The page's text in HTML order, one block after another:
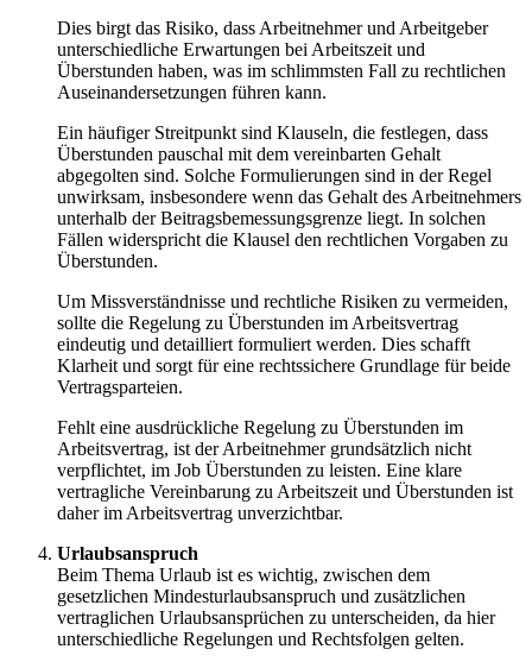
Dies birgt das Risiko, dass Arbeitnehmer und Arbeitgeber
unterschiedliche Erwartungen bei Arbeitszeit und
Überstunden haben, was im schlimmsten Fall zu rechtlichen
Auseinandersetzungen führen kann.
Ein häufiger Streitpunkt sind Klauseln, die festlegen, dass
Überstunden pauschal mit dem vereinbarten Gehalt
abgegolten sind. Solche Formulierungen sind in der Regel
unwirksam, insbesondere wenn das Gehalt des Arbeitnehmers
unterhalb der Beitragsbemessungsgrenze liegt. In solchen
Fällen widerspricht die Klausel den rechtlichen Vorgaben zu
Überstunden.
Um Missverständnisse und rechtliche Risiken zu vermeiden,
sollte die Regelung zu Überstunden im Arbeitsvertrag
eindeutig und detailliert formuliert werden. Dies schafft
Klarheit und sorgt für eine rechtssichere Grundlage für beide
Vertragsparteien.
Fehlt eine ausdrückliche Regelung zu Überstunden im
Arbeitsvertrag, ist der Arbeitnehmer grundsätzlich nicht
verpflichtet, im Job Überstunden zu leisten. Eine klare
vertragliche Vereinbarung zu Arbeitszeit und Überstunden ist
daher im Arbeitsvertrag unverzichtbar.
Urlaubsanspruch
Beim Thema Urlaub ist es wichtig, zwischen dem
gesetzlichen Mindesturlaubsanspruch und zusätzlichen
vertraglichen Urlaubsansprüchen zu unterscheiden, da hier
unterschiedliche Regelungen und Rechtsfolgen gelten.